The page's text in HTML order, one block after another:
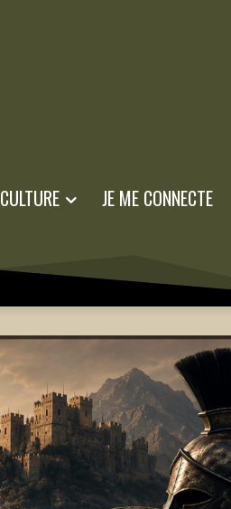
CULTURE JE ME CONNECTE